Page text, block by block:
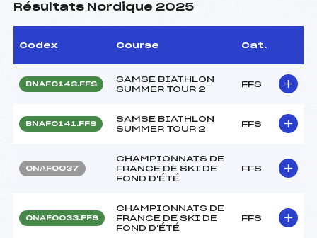
Résultats Nordique 2025
Codex Course Cat.
BNAF0143.FFS
SAMSE BIATHLON
SUMMER TOUR 2
FFS
BNAF0141.FFS
SAMSE BIATHLON
SUMMER TOUR 2
FFS
ONAF0037
CHAMPIONNATS DE
FRANCE DE SKI DE
FOND D'ÉTÉ
FFS
ONAF0033.FFS
CHAMPIONNATS DE
FRANCE DE SKI DE
FOND D'ÉTÉ
FFS